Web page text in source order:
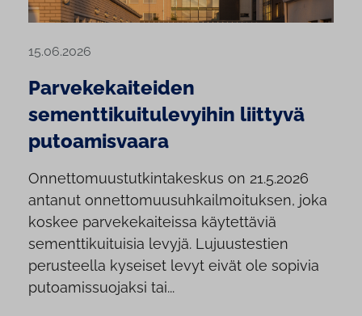
15.06.2026
Parvekekaiteiden
sementtikuitulevyihin liittyvä
putoamisvaara
Onnettomuustutkintakeskus on 21.5.2026
antanut onnettomuusuhkailmoituksen, joka
koskee parvekekaiteissa käytettäviä
sementtikuituisia levyjä. Lujuustestien
perusteella kyseiset levyt eivät ole sopivia
putoamissuojaksi tai...